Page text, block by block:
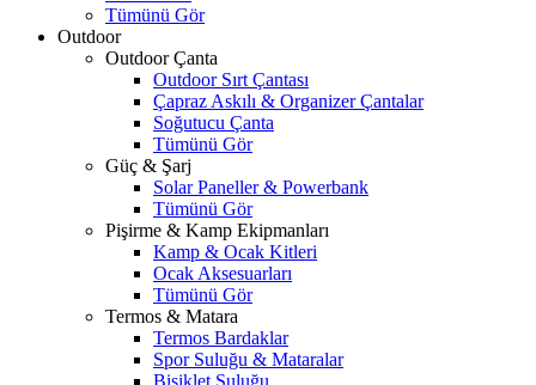
Tümünü Gör
Outdoor
Outdoor Çanta
Outdoor Sırt Çantası
Çapraz Askılı & Organizer Çantalar
Soğutucu Çanta
Tümünü Gör
Güç & Şarj
Solar Paneller & Powerbank
Tümünü Gör
Pişirme & Kamp Ekipmanları
Kamp & Ocak Kitleri
Ocak Aksesuarları
Tümünü Gör
Termos & Matara
Termos Bardaklar
Spor Suluğu & Mataralar
Bisiklet Suluğu